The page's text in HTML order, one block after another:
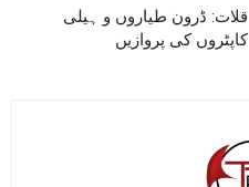
قلات: ڈرون طیاروں و ہیلی
کاپٹروں کی پروازیں